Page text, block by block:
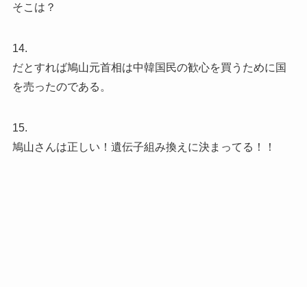
そこは？
14.
だとすれば鳩山元首相は中韓国民の歓心を買うために国
を売ったのである。
15.
鳩山さんは正しい！遺伝子組み換えに決まってる！！